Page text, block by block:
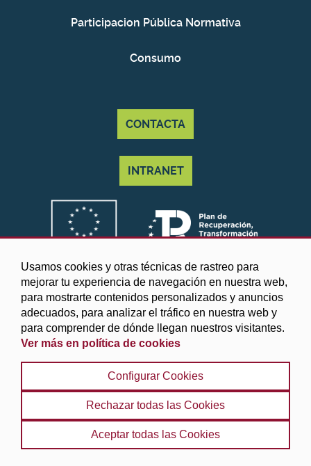
Usamos cookies y otras técnicas de rastreo para
mejorar tu experiencia de navegación en nuestra web,
para mostrarte contenidos personalizados y anuncios
adecuados, para analizar el tráfico en nuestra web y
para comprender de dónde llegan nuestros visitantes.
Ver más en política de cookies
Configurar Cookies
Rechazar todas las Cookies
Aceptar todas las Cookies
Participacion Pública Normativa
Consumo
CONTACTA
INTRANET
©2025 Diputación de Granada
Aviso legal y Política de privacidad | Política de cookies
Protección de datos | Accesibilidad | Búsqueda |
Mapa web